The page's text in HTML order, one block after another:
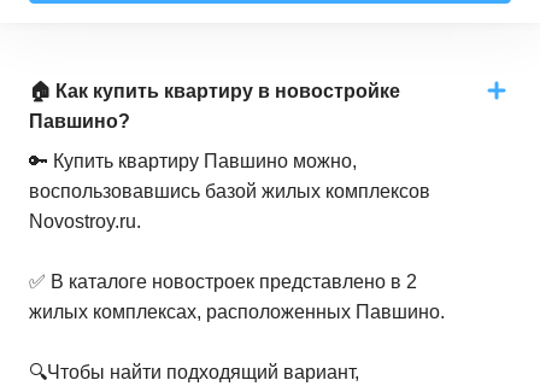
🏠 Как купить квартиру в новостройке
Павшино?
🔑 Купить квартиру Павшино можно,
воспользовавшись базой жилых комплексов
Novostroy.ru.
✅ В каталоге новостроек представлено в 2
жилых комплексах, расположенных Павшино.
🔍Чтобы найти подходящий вариант,